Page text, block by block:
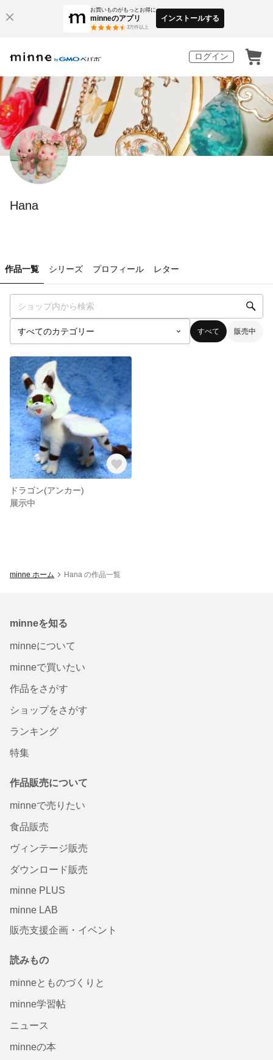
お買いものがもっとお得に
minneのアプリ
3万件以上
インストールする
ログイン
Hana
作品一覧 シリーズ プロフィール レター
すべて 販売中
ドラゴン(アンカー)
展示中
minne ホーム Hana の作品一覧
minneを知る
minneについて
minneで買いたい
作品をさがす
ショップをさがす
ランキング
特集
作品販売について
minneで売りたい
食品販売
ヴィンテージ販売
ダウンロード販売
minne PLUS
minne LAB
販売支援企画・イベント
読みもの
minneとものづくりと
minne学習帖
ニュース
minneの本